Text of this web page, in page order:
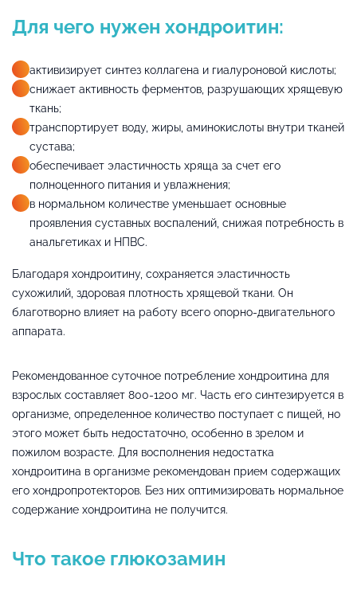
Для чего нужен хондроитин:
активизирует синтез коллагена и гиалуроновой кислоты;
снижает активность ферментов, разрушающих хрящевую
ткань;
транспортирует воду, жиры, аминокислоты внутри тканей
сустава;
обеспечивает эластичность хряща за счет его
полноценного питания и увлажнения;
в нормальном количестве уменьшает основные
проявления суставных воспалений, снижая потребность в
анальгетиках и НПВС.
Благодаря хондроитину, сохраняется эластичность
сухожилий, здоровая плотность хрящевой ткани. Он
благотворно влияет на работу всего опорно-двигательного
аппарата.
Рекомендованное суточное потребление хондроитина для
взрослых составляет 800-1200 мг. Часть его синтезируется в
организме, определенное количество поступает с пищей, но
этого может быть недостаточно, особенно в зрелом и
пожилом возрасте. Для восполнения недостатка
хондроитина в организме рекомендован прием содержащих
его хондропротекторов. Без них оптимизировать нормальное
содержание хондроитина не получится.
Что такое глюкозамин